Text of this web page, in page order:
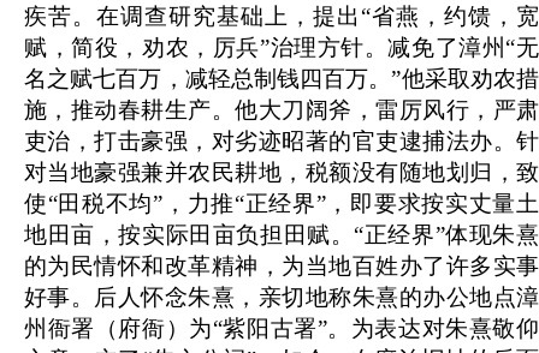
疾苦。在调查研究基础上，提出“省燕，约馈，宽
赋，简役，劝农，厉兵”治理方针。减免了漳州“无
名之赋七百万，减轻总制钱四百万。”他采取劝农措
施，推动春耕生产。他大刀阔斧，雷厉风行，严肃
吏治，打击豪强，对劣迹昭著的官吏逮捕法办。针
对当地豪强兼并农民耕地，税额没有随地划归，致
使“田税不均”，力推“正经界”，即要求按实丈量土
地田亩，按实际田亩负担田赋。“正经界”体现朱熹
的为民情怀和改革精神，为当地百姓办了许多实事
好事。后人怀念朱熹，亲切地称朱熹的办公地点漳
州衙署（府衙）为“紫阳古署”。为表达对朱熹敬仰